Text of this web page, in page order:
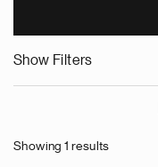
Show Filters
Showing 1 results